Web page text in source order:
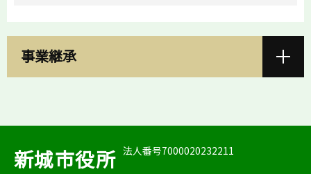
事業継承
新城市役所 法人番号7000020232211